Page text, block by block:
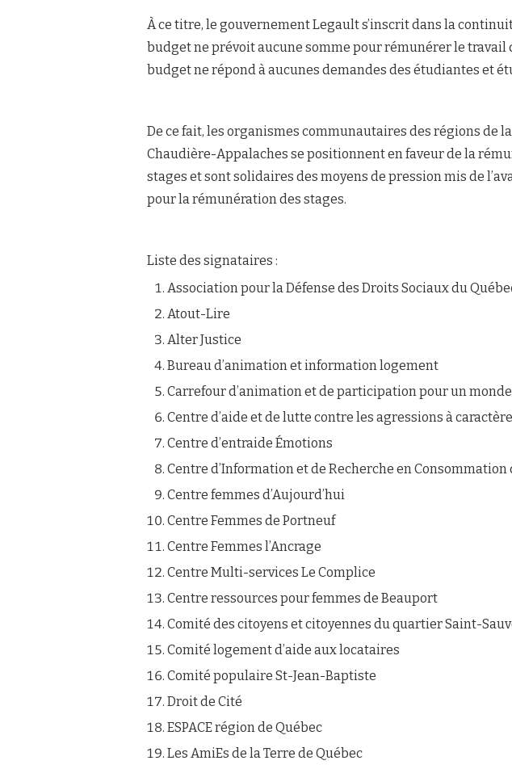
À ce titre, le gouvernement Legault s’inscrit dans la
budget ne prévoit aucune somme pour rémunérer le travail
budget ne répond à aucunes demandes des étudiantes et
De ce fait, les organismes communautaires des régions de
Chaudière-Appalaches se positionnent en faveur de la
stages et sont solidaires des moyens de pression mis de
pour la rémunération des stages.
Liste des signataires :
Association pour la Défense des Droits Sociaux du
Atout-Lire
Alter Justice
Bureau d’animation et information logement
Carrefour d’animation et de participation pour un
Centre d’aide et de lutte contre les agressions à
Centre d’entraide Émotions
Centre d’Information et de Recherche en
Centre femmes d’Aujourd’hui
Centre Femmes de Portneuf
Centre Femmes l’Ancrage
Centre Multi-services Le Complice
Centre ressources pour femmes de Beauport
Comité des citoyens et citoyennes du quartier Saint-
Comité logement d’aide aux locataires
Comité populaire St-Jean-Baptiste
Droit de Cité
ESPACE région de Québec
Les AmiEs de la Terre de Québec